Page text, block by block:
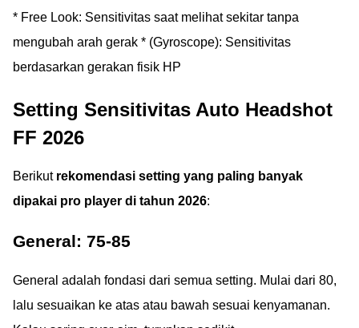
* Free Look: Sensitivitas saat melihat sekitar tanpa
mengubah arah gerak * (Gyroscope): Sensitivitas
berdasarkan gerakan fisik HP
Setting Sensitivitas Auto Headshot
FF 2026
Berikut rekomendasi setting yang paling banyak
dipakai pro player di tahun 2026:
General: 75-85
General adalah fondasi dari semua setting. Mulai dari 80,
lalu sesuaikan ke atas atau bawah sesuai kenyamanan.